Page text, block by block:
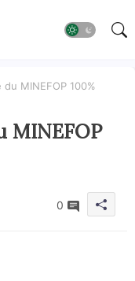
MINEFOP 100%
MINEFOP
0